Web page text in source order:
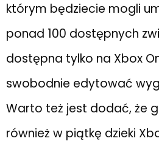
którym będziecie mogli
ponad 100 dostępnych
dostępna tylko na Xbox
swobodnie edytować
Warto też jest dodać, że
również w piątkę dzieki